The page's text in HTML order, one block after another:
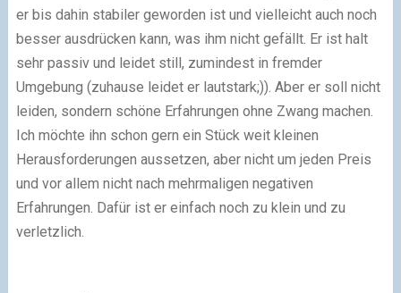
er bis dahin stabiler geworden ist und vielleicht auch noch
besser ausdrücken kann, was ihm nicht gefällt. Er ist halt
sehr passiv und leidet still, zumindest in fremder
Umgebung (zuhause leidet er lautstark;)). Aber er soll nicht
leiden, sondern schöne Erfahrungen ohne Zwang machen.
Ich möchte ihn schon gern ein Stück weit kleinen
Herausforderungen aussetzen, aber nicht um jeden Preis
und vor allem nicht nach mehrmaligen negativen
Erfahrungen. Dafür ist er einfach noch zu klein und zu
verletzlich.